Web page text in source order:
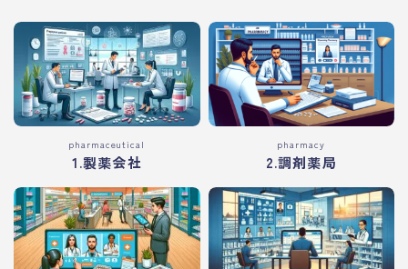
pharmaceutical
1.製薬会社
pharmacy
2.調剤薬局